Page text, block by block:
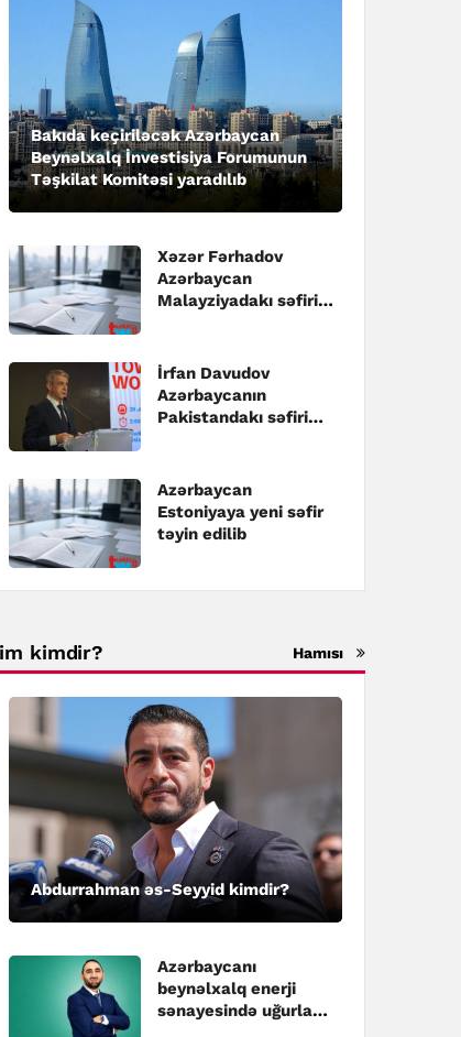
Bakıda keçiriləcək Azərbaycan
Beynəlxalq İnvestisiya Forumunun
Təşkilat Komitəsi yaradılıb
Xəzər Fərhadov
Azərbaycan
Malayziyadakı səfiri
İrfan Davudov
Azərbaycanın
Pakistandakı səfiri
Azərbaycan
Estoniyaya yeni səfir
təyin edilib
kimdir? Hamısı
Abdurrahman əs-Seyyid kimdir?
Azərbaycanı
beynəlxalq enerji
sənayesində uğurla